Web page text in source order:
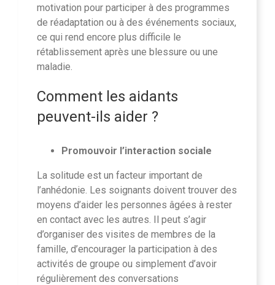
motivation pour participer à des programmes
de réadaptation ou à des événements sociaux,
ce qui rend encore plus difficile le
rétablissement après une blessure ou une
maladie.
Comment les aidants
peuvent-ils aider ?
Promouvoir l’interaction sociale
La solitude est un facteur important de
l’anhédonie. Les soignants doivent trouver des
moyens d’aider les personnes âgées à rester
en contact avec les autres. Il peut s’agir
d’organiser des visites de membres de la
famille, d’encourager la participation à des
activités de groupe ou simplement d’avoir
régulièrement des conversations